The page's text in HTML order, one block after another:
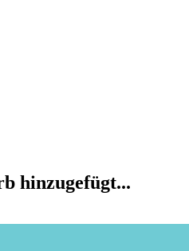
hinzugefügt...